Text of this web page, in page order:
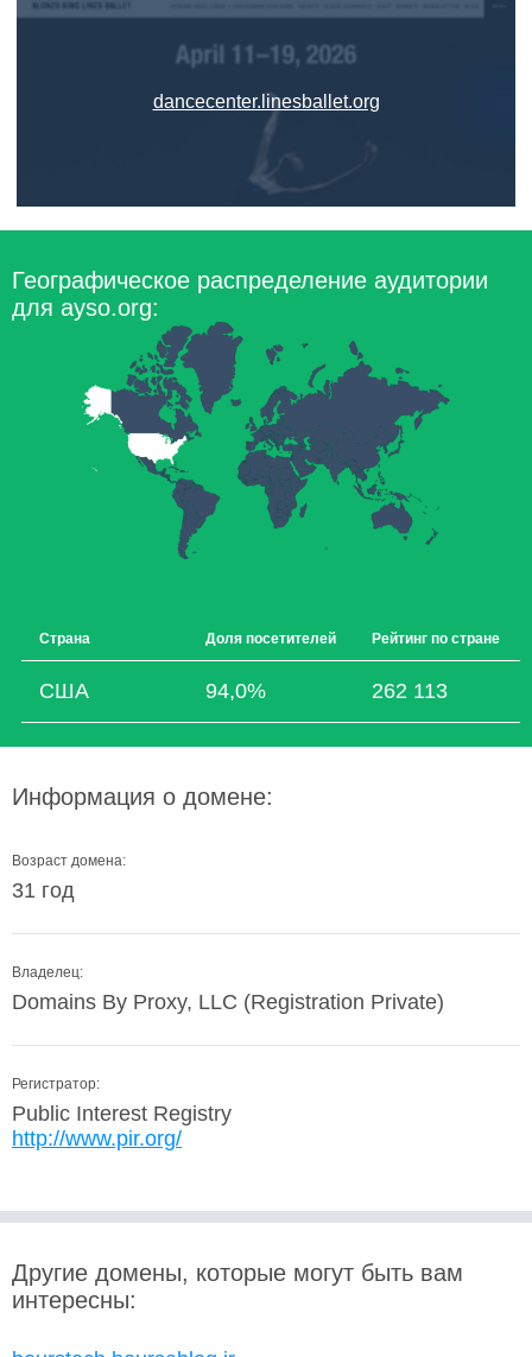
dancecenter.linesballet.org
Географическое распределение аудитории
для ayso.org:
Страна Доля посетителей Рейтинг по стране
США 94,0% 262 113
Информация о домене:
Возраст домена:
31 год
Владелец:
Domains By Proxy, LLC (Registration Private)
Регистратор:
Public Interest Registry
http://www.pir.org/
Другие домены, которые могут быть вам
интересны: